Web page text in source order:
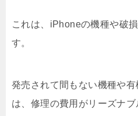
これは、iPhoneの機種や破
す。
発売されて間もない機種や
は、修理の費用がリーズナ